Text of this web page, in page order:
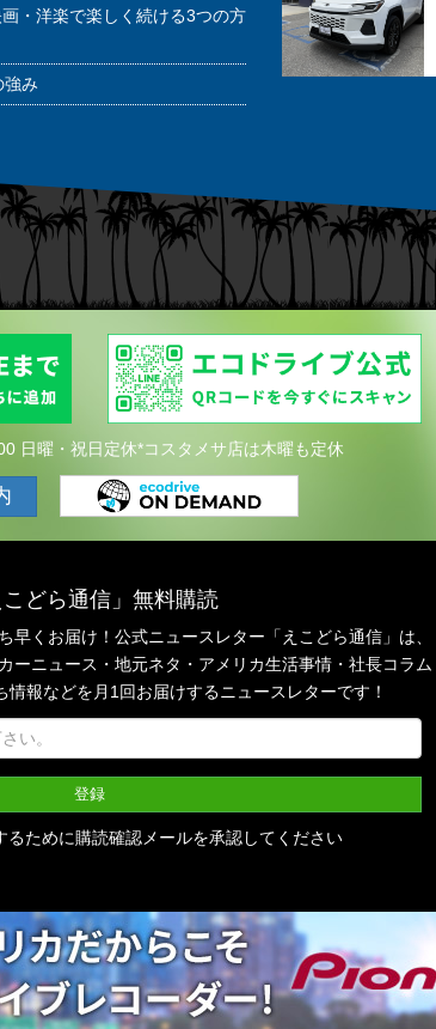
・洋楽で楽しく続ける3つの方
強み
日曜・祝日定休*コスタメサ店は木曜も定休
こどら通信」無料購読
早くお届け！公式ニュースレター「えこどら通信」は、
ーニュース・地元ネタ・アメリカ生活事情・社長コラム
情報などを月1回お届けするニュースレターです！
るために購読確認メールを承認してください